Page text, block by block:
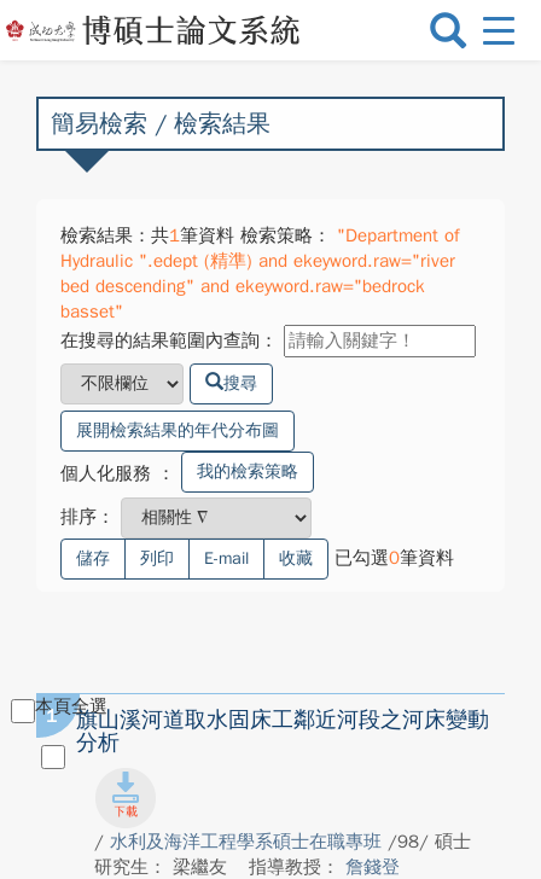
選
換
簡易檢索 / 檢索結果
檢索結果：共1筆資料 檢索策略：
"Department of
Hydraulic ".edept (精準) and ekeyword.raw="river
bed descending" and ekeyword.raw="bedrock
basset"
在搜尋的結果範圍內查詢：
搜尋
展開檢索結果的年代分布圖
個人化服務 ： 我的檢索策略
排序：
儲存 列印 E-mail 收藏 已勾選0筆資料
本頁全選
1
旗山溪河道取水固床工鄰近河段之河床變動
分析
/ 水利及海洋工程學系碩士在職專班 /98/ 碩士
研究生： 梁繼友
指導教授： 詹錢登